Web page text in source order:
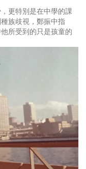
更特別是在中學的課
族歧視，鄭振中指
所受到的只是孩童的